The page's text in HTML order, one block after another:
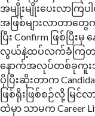
အမျိုးမျိုးပေးလာက
အဖြစ်များလာတာတွ
ပြီး Confirm ဖြစ်ပ
လွယ်နဲ့ထပ်လက်ခံကြတာ
နောက်အလုပ်တစ်ခုကူးသွ
ပိုပြီးဆိုးတာက
ဖြစ်ရိုးဖြစ်စဉ်လို့ မြ
ထဲမှာ သာမက Career